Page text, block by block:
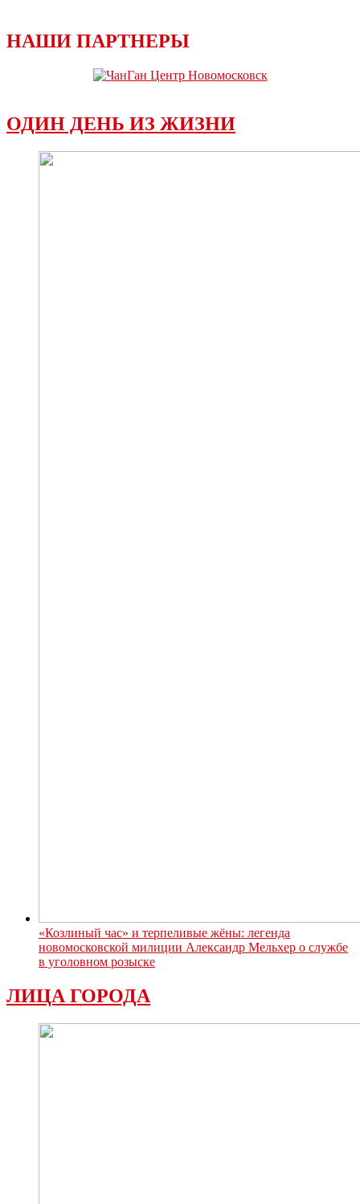
НАШИ ПАРТНЕРЫ
ОДИН ДЕНЬ ИЗ ЖИЗНИ
«Козлиный час» и терпеливые жёны: легенда
новомосковской милиции Александр Мельхер о службе
в уголовном розыске
ЛИЦА ГОРОДА